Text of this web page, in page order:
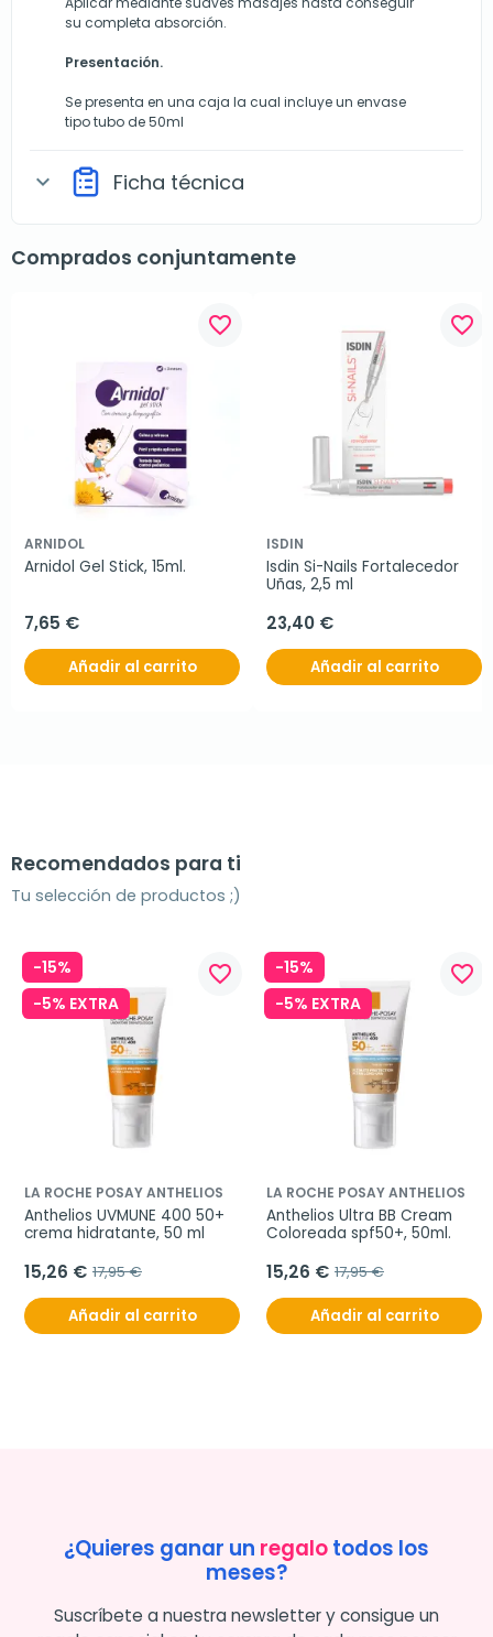
su completa absorción.
Presentación.
Se presenta en una caja la cual incluye un envase
tipo tubo de 50ml
expand_more Ficha técnica
Comprados conjuntamente
favorite_border
ARNIDOL
Arnidol Gel Stick, 15ml.
7,65 €
Añadir al carrito
favorite_border
ISDIN
Isdin Si-Nails Fortalecedor
Uñas, 2,5 ml
23,40 €
Añadir al carrito
Recomendados para ti
Tu selección de productos ;)
-15%
-5% EXTRA
favorite_border
LA ROCHE POSAY ANTHELIOS
Anthelios UVMUNE 400 50+
crema hidratante, 50 ml
15,26 € 17,95 €
Añadir al carrito
-15%
-5% EXTRA
favorite_border
LA ROCHE POSAY ANTHELIOS
Anthelios Ultra BB Cream
Coloreada spf50+, 50ml.
15,26 € 17,95 €
Añadir al carrito
¿Quieres ganar un regalotodos los
meses?
Suscríbete a nuestra newsletter y consigue un